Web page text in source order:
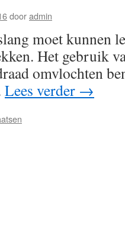
dooradmin
moet kunnen
Het gebruik
omvlochten
Lees verder →